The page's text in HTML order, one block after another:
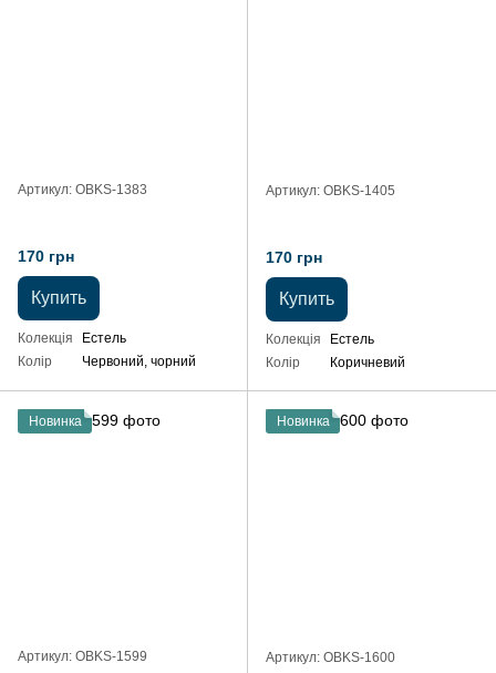
Артикул: OBKS-1383
170 грн
Купить
Колекція
Естель
Колір
Червоний, чорний
Артикул: OBKS-1405
170 грн
Купить
Колекція
Естель
Колір
Коричневий
Новинка
Артикул: OBKS-1599
Новинка
Артикул: OBKS-1600